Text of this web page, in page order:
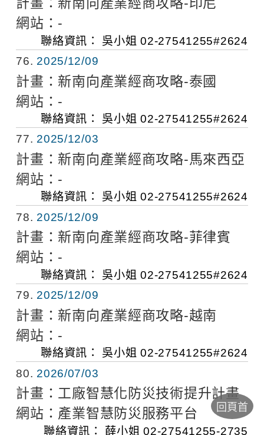
網站： -
聯絡資訊： 吳小姐02-27541255#2624
76
2025/12/09
計畫： 新南向產業經商攻略-泰國
網站： -
聯絡資訊： 吳小姐02-27541255#2624
77
2025/12/03
計畫： 新南向產業經商攻略-馬來西亞
網站： -
聯絡資訊： 吳小姐02-27541255#2624
78
2025/12/09
計畫： 新南向產業經商攻略-菲律賓
網站： -
聯絡資訊： 吳小姐02-27541255#2624
79
2025/12/09
計畫： 新南向產業經商攻略-越南
網站： -
聯絡資訊： 吳小姐02-27541255#2624
80
2026/07/03
計畫： 工廠智慧化防災技術提升計畫
網站： 產業智慧防災服務平台
聯絡資訊： 薛小姐02-27541255-2735
回頁首